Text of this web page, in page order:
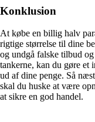
Konklusion
At købe en billig halv
rigtige størrelse til dine
og undgå falske tilbud
tankerne, kan du gøre et
ud af dine penge. Så
skal du huske at være
at sikre en god handel.